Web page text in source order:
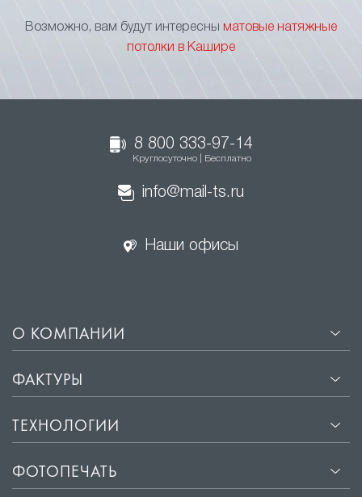
Возможно, вам будут интересны
матовые натяжные
потолки в Кашире
8 800 333-97-14
Круглосуточно | Бесплатно
info@mail-ts.ru
Наши офисы
О КОМПАНИИ
ФАКТУРЫ
ТЕХНОЛОГИИ
ФОТОПЕЧАТЬ